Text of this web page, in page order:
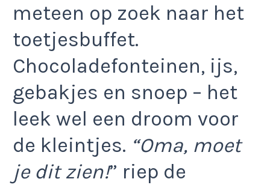
meteen op zoek naar het
toetjesbuffet.
Chocoladefonteinen, ijs,
gebakjes en snoep – het
leek wel een droom voor
de kleintjes. “Oma, moet
je dit zien!” riep de